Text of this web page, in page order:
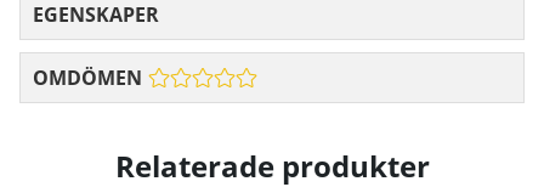
EGENSKAPER
OMDÖMEN
Relaterade produkter